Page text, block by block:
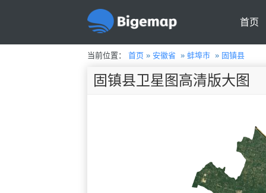
首页
当前位置： 首页» 安徽省 » 蚌埠市» 固镇县
固镇县卫星图高清版大图